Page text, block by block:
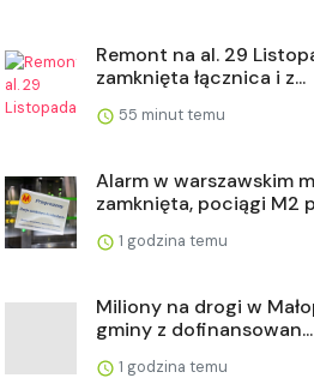
Remont na al. 29
zamknięta łącznica i z...
55 minut temu
Alarm w warszawskim
zamknięta, pociągi M2
1 godzina temu
Miliony na drogi w
gminy z dofinansowan...
1 godzina temu